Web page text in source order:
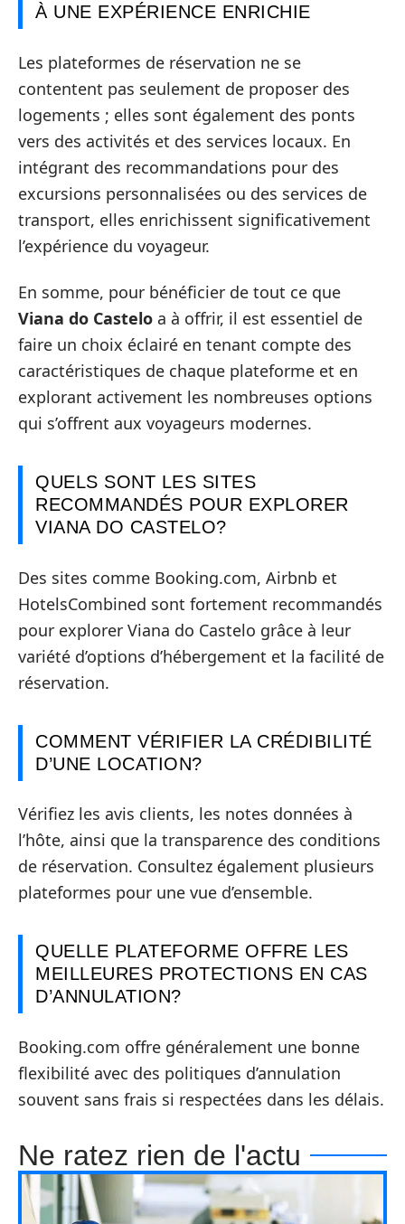
À UNE EXPÉRIENCE ENRICHIE
Les plateformes de réservation ne se
contentent pas seulement de proposer des
logements ; elles sont également des ponts
vers des activités et des services locaux. En
intégrant des recommandations pour des
excursions personnalisées ou des services de
transport, elles enrichissent significativement
l’expérience du voyageur.
En somme, pour bénéficier de tout ce que
Viana do Castelo a à offrir, il est essentiel de
faire un choix éclairé en tenant compte des
caractéristiques de chaque plateforme et en
explorant activement les nombreuses options
qui s’offrent aux voyageurs modernes.
QUELS SONT LES SITES
RECOMMANDÉS POUR EXPLORER
VIANA DO CASTELO?
Des sites comme Booking.com, Airbnb et
HotelsCombined sont fortement recommandés
pour explorer Viana do Castelo grâce à leur
variété d’options d’hébergement et la facilité de
réservation.
COMMENT VÉRIFIER LA CRÉDIBILITÉ
D’UNE LOCATION?
Vérifiez les avis clients, les notes données à
l’hôte, ainsi que la transparence des conditions
de réservation. Consultez également plusieurs
plateformes pour une vue d’ensemble.
QUELLE PLATEFORME OFFRE LES
MEILLEURES PROTECTIONS EN CAS
D’ANNULATION?
Booking.com offre généralement une bonne
flexibilité avec des politiques d’annulation
souvent sans frais si respectées dans les délais.
Ne ratez rien de l'actu